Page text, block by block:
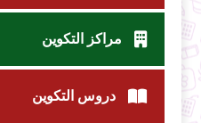
مراكز التكوين
دروس التكوين